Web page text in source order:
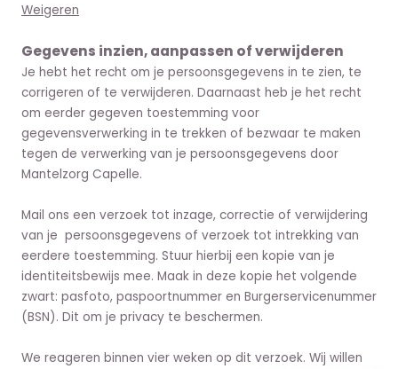
Weigeren
Gegevens inzien, aanpassen of verwijderen
Je hebt het recht om je persoonsgegevens in te zien, te
corrigeren of te verwijderen. Daarnaast heb je het recht
om eerder gegeven toestemming voor
gegevensverwerking in te trekken of bezwaar te maken
tegen de verwerking van je persoonsgegevens door
Mantelzorg Capelle.
Mail ons een verzoek tot inzage, correctie of verwijdering
van je persoonsgegevens of verzoek tot intrekking van
eerdere toestemming. Stuur hierbij een kopie van je
identiteitsbewijs mee. Maak in deze kopie het volgende
zwart: pasfoto, paspoortnummer en Burgerservicenummer
(BSN). Dit om je privacy te beschermen.
We reageren binnen vier weken op dit verzoek. Wij willen